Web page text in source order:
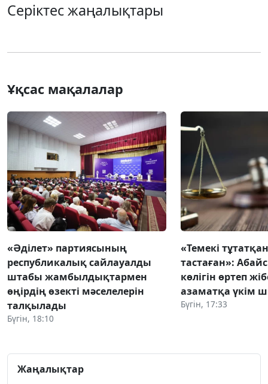
Серіктес жаңалықтары
Ұқсас мақалалар
«Әділет» партиясының
республикалық сайлауалды
штабы жамбылдықтармен
өңірдің өзекті мәселелерін
талқылады
Бүгін, 18:10
«Темекі тұтатқан
тастаған»:
көлігін өртеп
азаматқа үкім
Бүгін, 17:33
Жаңалықтар